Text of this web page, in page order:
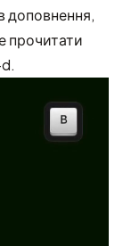
доповнення,
прочитати